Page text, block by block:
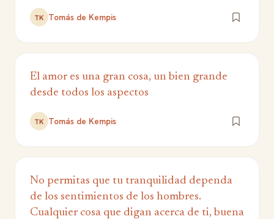
TK Tomás de Kempis
El amor es una gran cosa, un bien grande
desde todos los aspectos
TK Tomás de Kempis
No permitas que tu tranquilidad dependa
de los sentimientos de los hombres.
Cualquier cosa que digan acerca de ti, buena